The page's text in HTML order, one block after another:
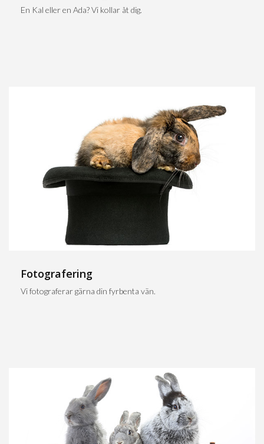
En Kal eller en Ada? Vi kollar åt dig.
Fotografering
Vi fotograferar gärna din fyrbenta vän.